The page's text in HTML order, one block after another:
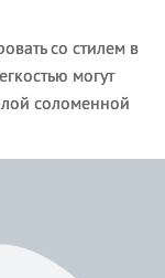
со стилем в
могут
соломенной